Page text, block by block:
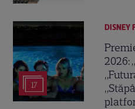
17
DISNEY
2026: